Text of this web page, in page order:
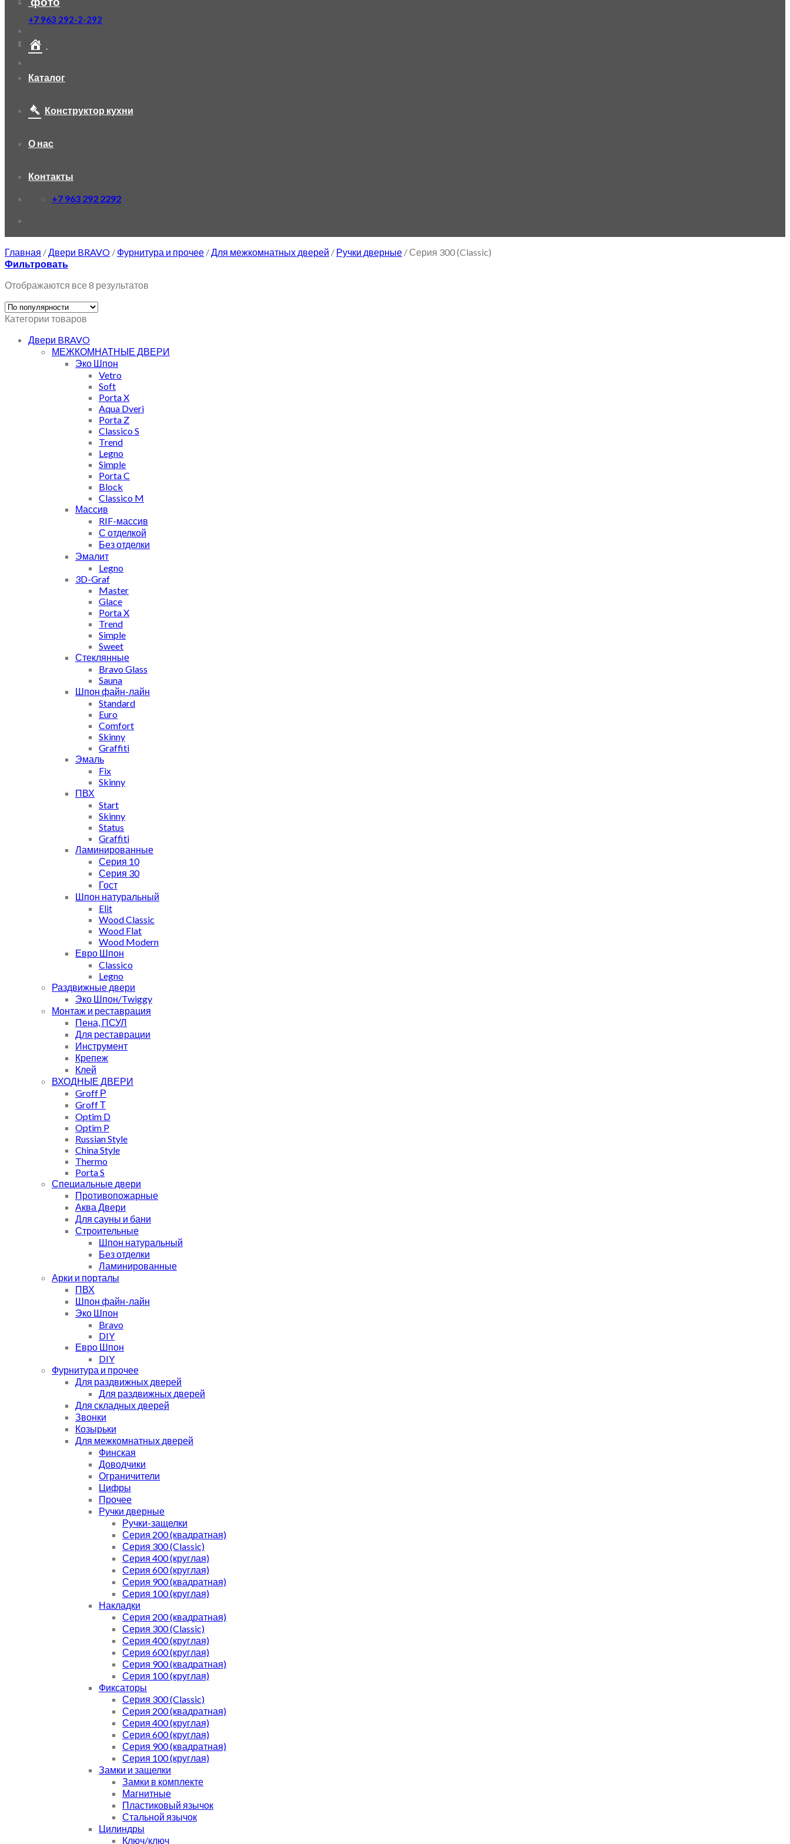
+7 963 292-2-292
Каталог
Конструктор кухни
О нас
Контакты
+7 963 292 2292
Главная /Двери BRAVO / Фурнитура и прочее /Для межкомнатных дверей / Ручки дверные / Серия 300 (Classic)
Фильтровать
Отображаются все 8 результатов
Категории товаров
Двери BRAVO
МЕЖКОМНАТНЫЕ ДВЕРИ
Эко Шпон
Vetro
Soft
Porta X
Aqua Dveri
Porta Z
Classico S
Trend
Legno
Simple
Porta C
Block
Classico M
Массив
RIF-массив
С отделкой
Без отделки
Эмалит
Legno
3D-Graf
Master
Glace
Porta X
Trend
Simple
Sweet
Стеклянные
Bravo Glass
Sauna
Шпон файн-лайн
Standard
Euro
Comfort
Skinny
Graffiti
Эмаль
Fix
Skinny
ПВХ
Start
Skinny
Status
Graffiti
Ламинированные
Серия 10
Серия 30
Гост
Шпон натуральный
Elit
Wood Classic
Wood Flat
Wood Modern
Евро Шпон
Classico
Legno
Раздвижные двери
Эко Шпон/Twiggy
Монтаж и реставрация
Пена, ПСУЛ
Для реставрации
Инструмент
Крепеж
Клей
ВХОДНЫЕ ДВЕРИ
Groff Р
Groff Т
Optim D
Optim P
Russian Style
China Style
Thermo
Porta S
Специальные двери
Противопожарные
Аква Двери
Для сауны и бани
Строительные
Шпон натуральный
Без отделки
Ламинированные
Арки и порталы
ПВХ
Шпон файн-лайн
Эко Шпон
Bravo
DIY
Евро Шпон
DIY
Фурнитура и прочее
Для раздвижных дверей
Для раздвижных дверей
Для складных дверей
Звонки
Козырьки
Для межкомнатных дверей
Финская
Доводчики
Ограничители
Цифры
Прочее
Ручки дверные
Ручки-защелки
Серия 200 (квадратная)
Серия 300 (Classic)
Серия 400 (круглая)
Серия 600 (круглая)
Серия 900 (квадратная)
Серия 100 (круглая)
Накладки
Серия 200 (квадратная)
Серия 300 (Classic)
Серия 400 (круглая)
Серия 600 (круглая)
Серия 900 (квадратная)
Серия 100 (круглая)
Фиксаторы
Серия 300 (Classic)
Серия 200 (квадратная)
Серия 400 (круглая)
Серия 600 (круглая)
Серия 900 (квадратная)
Серия 100 (круглая)
Замки и защелки
Замки в комплекте
Магнитные
Пластиковый язычок
Стальной язычок
Цилиндры
Ключ/ключ